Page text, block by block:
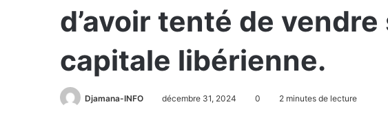
d’avoir tenté de
capitale libérienne.
Djamana-INFO décembre 31, 2024 0 2 minutes de lecture